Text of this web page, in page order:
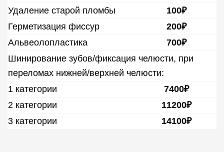
Удаление старой пломбы
100₽
Герметизация фиссур
200₽
Альвеолопластика
700₽
Шинирование зубов/фиксация челюсти, при
переломах нижней/верхней челюсти:
1 категории
7400₽
2 категории
11200₽
3 категории
14100₽